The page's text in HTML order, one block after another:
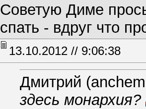
Советую Диме
спать - вдруг что
13.10.2012 // 9:06:38
Дмитрий
здесь монархия?